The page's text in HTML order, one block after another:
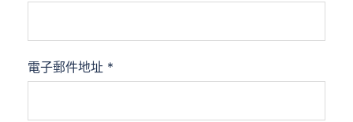
電子郵件地址 *